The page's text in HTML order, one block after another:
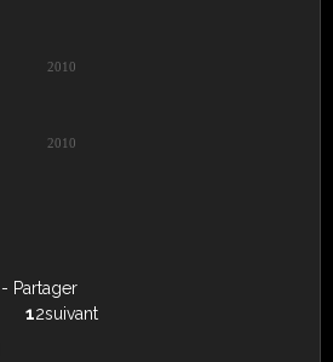
2010
2010
- Partager
12suivant